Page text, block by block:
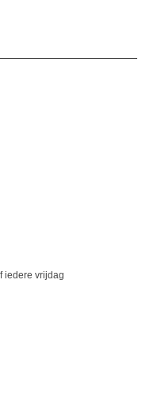
iedere vrijdag